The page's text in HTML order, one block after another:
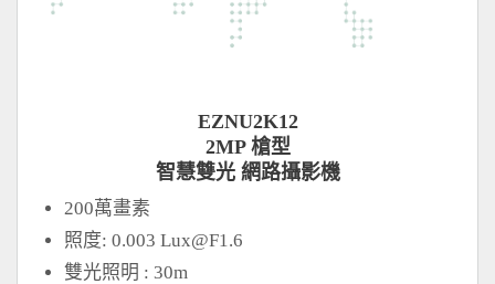
EZNU2K12
2MP 槍型
智慧雙光 網路攝影機
200萬畫素
照度: 0.003Lux@F1.6
雙光照明 : 30m